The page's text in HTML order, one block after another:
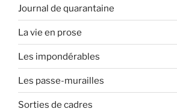
Journal de quarantaine
La vie en prose
Les impondérables
Les passe-murailles
Sorties de cadres